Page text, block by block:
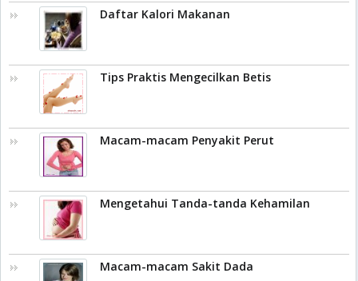
Daftar Kalori Makanan
Tips Praktis Mengecilkan Betis
Macam-macam Penyakit Perut
Mengetahui Tanda-tanda Kehamilan
Macam-macam Sakit Dada